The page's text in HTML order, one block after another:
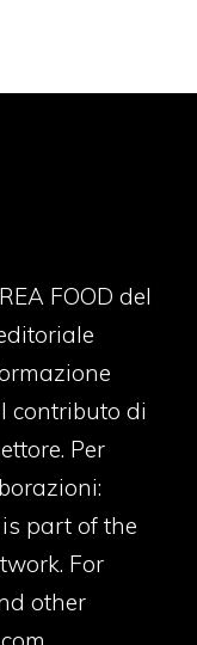
FOOD del
contributo di
Per
part of the
For
other